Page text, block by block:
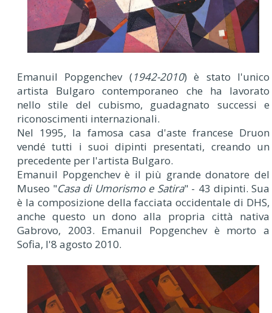
Emanuil Popgenchev (1942-2010) è stato l'unico
artista Bulgaro contemporaneo che ha lavorato
nello stile del cubismo, guadagnato successi e
riconoscimenti internazionali.
Nel 1995, la famosa casa d'aste francese Druon
vendé tutti i suoi dipinti presentati, creando un
precedente per l'artista Bulgaro.
Emanuil Popgenchev è il più grande donatore del
Museo "Casa di Umorismo e Satira" - 43 dipinti. Sua
è la composizione della facciata occidentale di DHS,
anche questo un dono alla propria città nativa
Gabrovo, 2003. Emanuil Popgenchev è morto a
Sofia, l'8 agosto 2010.